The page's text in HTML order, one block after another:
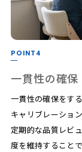
POINT4
一貫性の確保
一貫性の確保をす
キャリブレーショ
定期的な品質レビ
度を維持すること